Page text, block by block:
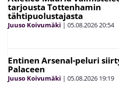
tarjousta Tottenhamin
tähtipuolustajasta
Juuso Koivumäki | 05.08.202620:54
Entinen Arsenal-peluri
Palaceen
Juuso Koivumäki | 05.08.2026 19:19